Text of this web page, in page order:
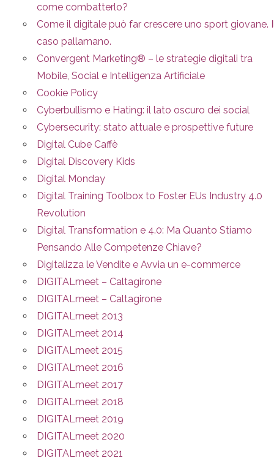
come combatterlo?
Come il digitale può far crescere uno sport giovane.
caso pallamano.
Convergent Marketing® – le strategie digitali tra
Mobile, Social e Intelligenza Artificiale
Cookie Policy
Cyberbullismo e Hating: il lato oscuro dei social
Cybersecurity: stato attuale e prospettive future
Digital Cube Caffè
Digital Discovery Kids
Digital Monday
Digital Training Toolbox to Foster EUs Industry 4.0
Revolution
Digital Transformation e 4.0: Ma Quanto Stiamo
Pensando Alle Competenze Chiave?
Digitalizza le Vendite e Avvia un e-commerce
DIGITALmeet – Caltagirone
DIGITALmeet – Caltagirone
DIGITALmeet 2013
DIGITALmeet 2014
DIGITALmeet 2015
DIGITALmeet 2016
DIGITALmeet 2017
DIGITALmeet 2018
DIGITALmeet 2019
DIGITALmeet 2020
DIGITALmeet 2021